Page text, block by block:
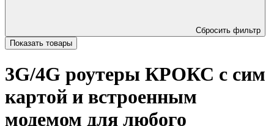
Сбросить фильтр
Показать товары
3G/4G роутеры КРОКС с сим
картой и встроенным
модемом для любого